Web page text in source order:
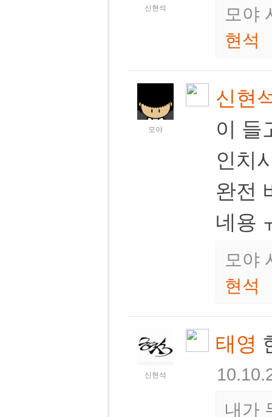
신현석
모야
현석
모야
신현
이 들
인치
완전
네용
모야
현석
신현석
태영
내가